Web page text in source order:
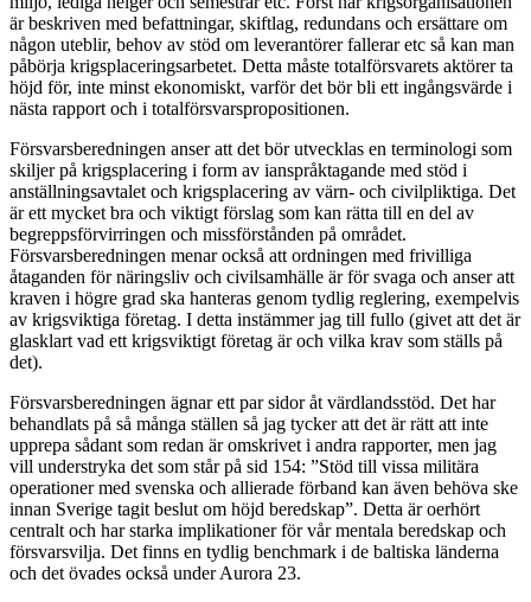
är beskriven med befattningar, skiftlag, redundans och ersättare om
någon uteblir, behov av stöd om leverantörer fallerar etc så kan man
påbörja krigsplaceringsarbetet. Detta måste totalförsvarets aktörer ta
höjd för, inte minst ekonomiskt, varför det bör bli ett ingångsvärde i
nästa rapport och i totalförsvarspropositionen.
Försvarsberedningen anser att det bör utvecklas en terminologi som
skiljer på krigsplacering i form av ianspråktagande med stöd i
anställningsavtalet och krigsplacering av värn- och civilpliktiga. Det
är ett mycket bra och viktigt förslag som kan rätta till en del av
begreppsförvirringen och missförstånden på området.
Försvarsberedningen menar också att ordningen med frivilliga
åtaganden för näringsliv och civilsamhälle är för svaga och anser att
kraven i högre grad ska hanteras genom tydlig reglering, exempelvis
av krigsviktiga företag. I detta instämmer jag till fullo (givet att det är
glasklart vad ett krigsviktigt företag är och vilka krav som ställs på
det).
Försvarsberedningen ägnar ett par sidor åt värdlandsstöd. Det har
behandlats på så många ställen så jag tycker att det är rätt att inte
upprepa sådant som redan är omskrivet i andra rapporter, men jag
vill understryka det som står på sid 154: ”Stöd till vissa militära
operationer med svenska och allierade förband kan även behöva ske
innan Sverige tagit beslut om höjd beredskap”. Detta är oerhört
centralt och har starka implikationer för vår mentala beredskap och
försvarsvilja. Det finns en tydlig benchmark i de baltiska länderna
och det övades också under Aurora 23.